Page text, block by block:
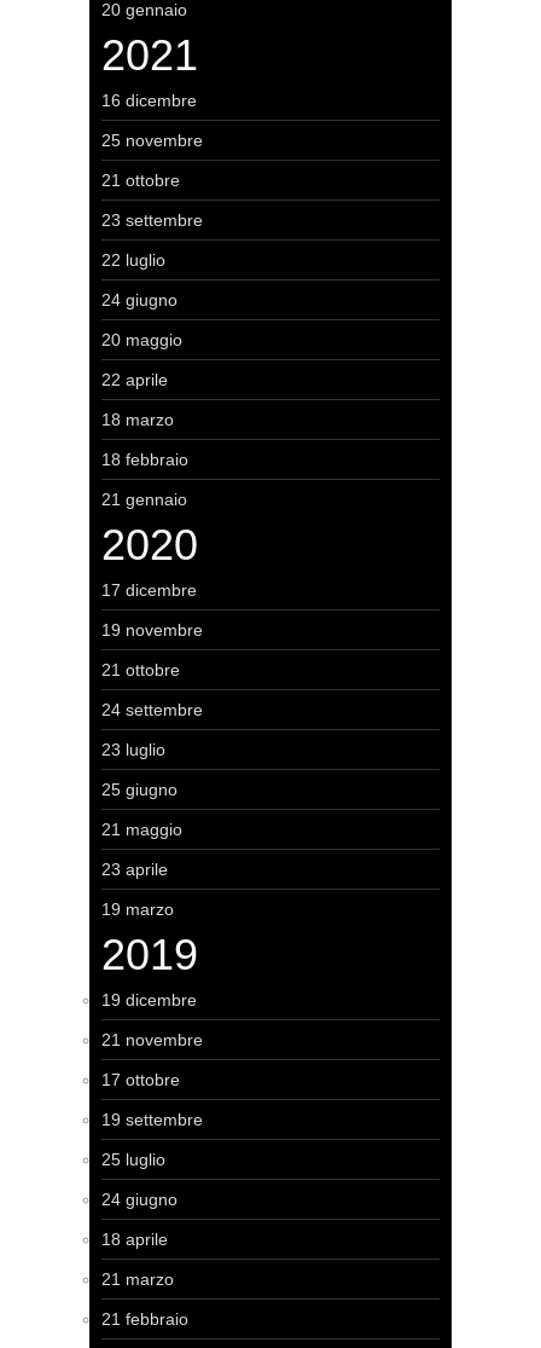
20 gennaio
2021
16 dicembre
25 novembre
21 ottobre
23 settembre
22 luglio
24 giugno
20 maggio
22 aprile
18 marzo
18 febbraio
21 gennaio
2020
17 dicembre
19 novembre
21 ottobre
24 settembre
23 luglio
25 giugno
21 maggio
23 aprile
19 marzo
2019
19 dicembre
21 novembre
17 ottobre
19 settembre
25 luglio
24 giugno
18 aprile
21 marzo
21 febbraio